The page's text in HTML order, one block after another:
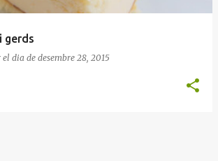
gerds
el dia de desembre 28, 2015